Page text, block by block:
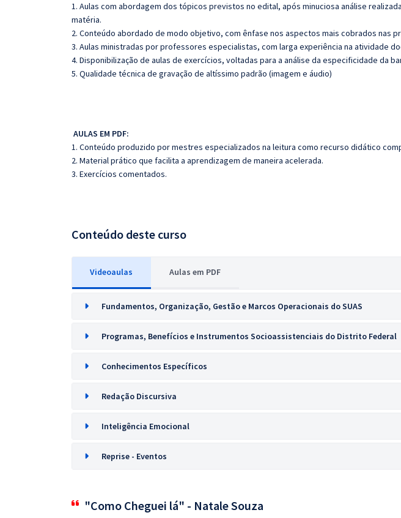
1. Aulas com abordagem dos tópicos previstos no edital, após minuciosa análise
matéria.
2. Conteúdo abordado de modo objetivo, com ênfase nos aspectos mais cobrados nas
3. Aulas ministradas por professores especialistas, com larga experiência na atividade
4. Disponibilização de aulas de exercícios, voltadas para a análise da especificidade da
5. Qualidade técnica de gravação de altíssimo padrão (imagem e áudio)
AULAS EM PDF:
1. Conteúdo produzido por mestres especializados na leitura como recurso didático
2. Material prático que facilita a aprendizagem de maneira acelerada.
3. Exercícios comentados.
Conteúdo deste curso
Videoaulas Aulas em PDF
Fundamentos, Organização, Gestão e Marcos Operacionais do SUAS
Programas, Benefícios e Instrumentos Socioassistenciais do Distrito Federal
Conhecimentos Específicos
Redação Discursiva
Inteligência Emocional
Reprise - Eventos
"Como Cheguei lá" - Natale Souza